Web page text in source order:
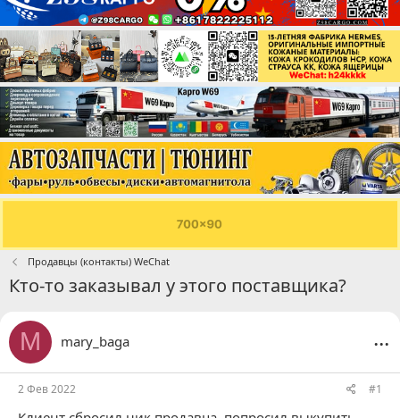
Продавцы (контакты) WeChat
Кто-то заказывал у этого поставщика?
M mary_baga ...
2 Фев 2022 #1